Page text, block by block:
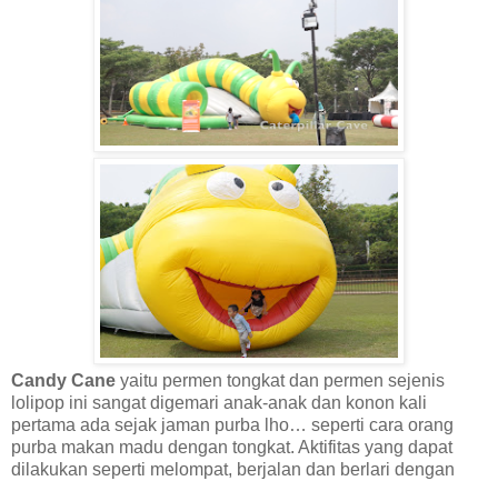
Candy Cane yaitu permen tongkat dan permen sejenis
lolipop ini sangat digemari anak-anak dan konon kali
pertama ada sejak jaman purba lho… seperti cara orang
purba makan madu dengan tongkat. Aktifitas yang dapat
dilakukan seperti melompat, berjalan dan berlari dengan